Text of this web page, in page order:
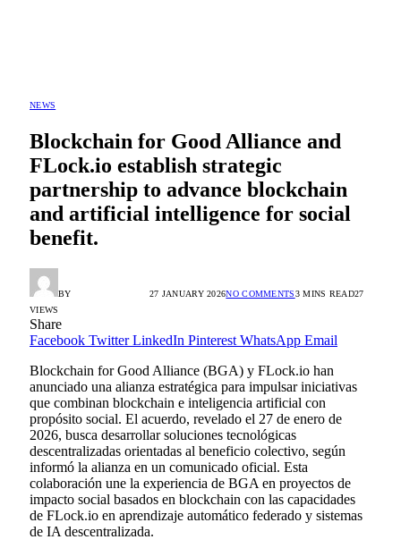
NEWS
Blockchain for Good Alliance and
FLock.io establish strategic
partnership to advance blockchain
and artificial intelligence for social
benefit.
BY 27 JANUARY 2026NO COMMENTS3 MINS READ27
VIEWS
Share
Facebook Twitter LinkedIn Pinterest WhatsApp Email
Blockchain for Good Alliance (BGA) y FLock.io han
anunciado una alianza estratégica para impulsar iniciativas
que combinan blockchain e inteligencia artificial con
propósito social. El acuerdo, revelado el 27 de enero de
2026, busca desarrollar soluciones tecnológicas
descentralizadas orientadas al beneficio colectivo, según
informó la alianza en un comunicado oficial. Esta
colaboración une la experiencia de BGA en proyectos de
impacto social basados en blockchain con las capacidades
de FLock.io en aprendizaje automático federado y sistemas
de IA descentralizada.